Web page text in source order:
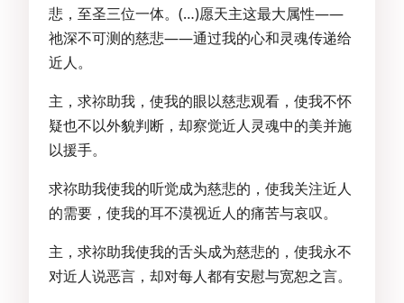
悲，至圣三位一体。(…)愿天主这最大属性——
祂深不可测的慈悲——通过我的心和灵魂传递给
近人。
主，求祢助我，使我的眼以慈悲观看，使我不怀
疑也不以外貌判断，却察觉近人灵魂中的美并施
以援手。
求祢助我使我的听觉成为慈悲的，使我关注近人
的需要，使我的耳不漠视近人的痛苦与哀叹。
主，求祢助我使我的舌头成为慈悲的，使我永不
对近人说恶言，却对每人都有安慰与宽恕之言。